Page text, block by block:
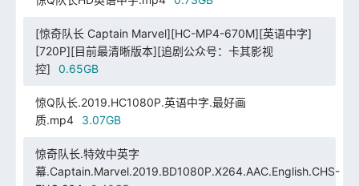
[惊奇队长 Captain Marvel][HC-MP4-670M][英语中字]
[720P][目前最清晰版本][追剧公众号：卡其影视
控]
0.65GB
惊Q队长.2019.HC1080P.英语中字.最好画
质.mp4
3.07GB
惊奇队长.特效中英字
幕.Captain.Marvel.2019.BD1080P.X264.AAC.English.CHS-